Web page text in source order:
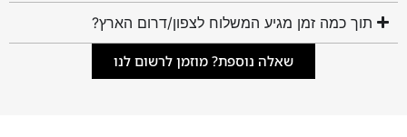
תוך כמה זמן מגיע המשלוח לצפון/דרום הארץ?
שאלה נוספת? מוזמן לרשום לנו